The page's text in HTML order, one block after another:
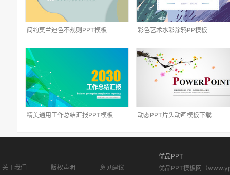
简约莫兰迪色不规则PPT模板 彩色艺术水彩涂鸦PP模板
精美通用工作总结汇报PPT模板 动态PPT片头动画模板下载
关于我们 版权声明 意见建议
优品PPT
优品PPT模板网（